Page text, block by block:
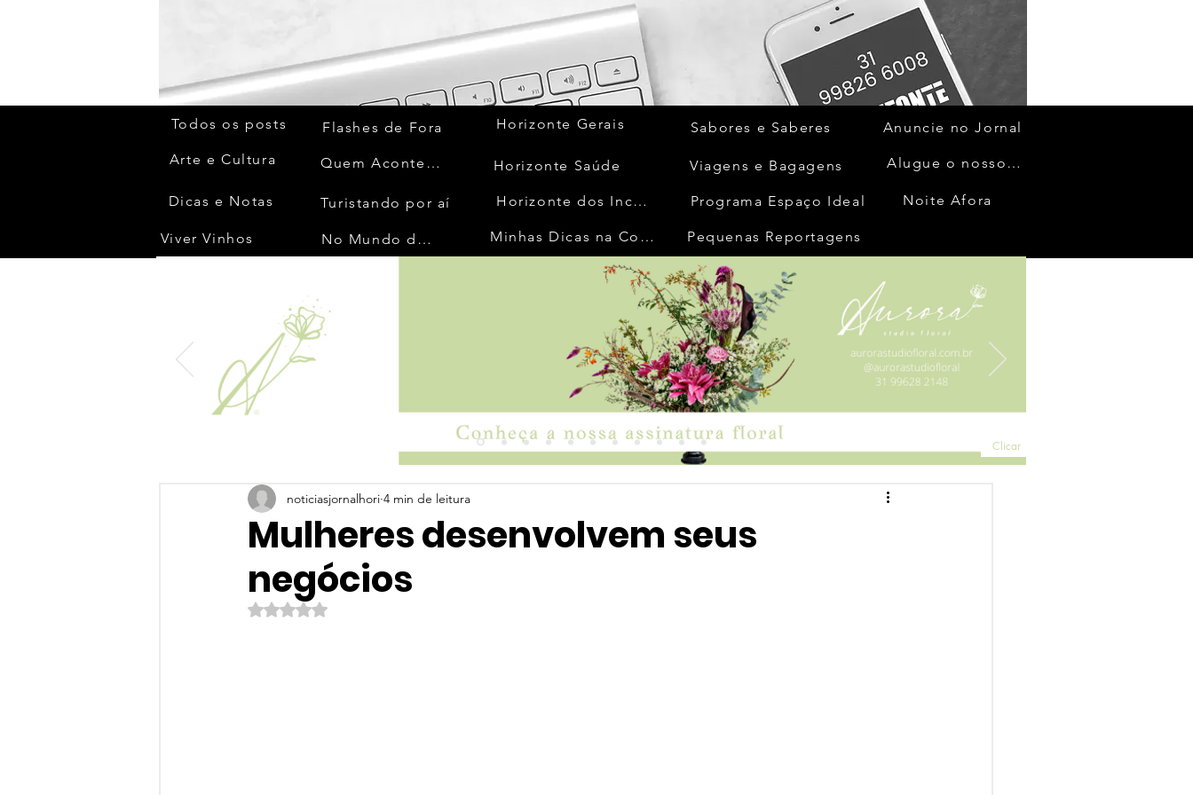
Todos os posts
Arte e Cultura
Dicas e Notas
Viver Vinhos
Flashes de Fora
Quem Acontece
Turistando por aí
No Mundo da Moda
Horizonte Gerais
Horizonte Saúde
Horizonte dos Inconfidentes
Minhas Dicas na Cozinha
Sabores e Saberes
Viagens e Bagagens
Programa Espaço Ideal
Anuncie no Jornal
Alugue o nosso espaço
Noite Afora
Pequenas Reportagens
Clicar
Mulheres desenvolvem seus
negócios
noticiasjornalhori 4 min de leitura
Avaliado com NaN de 5 estrelas.